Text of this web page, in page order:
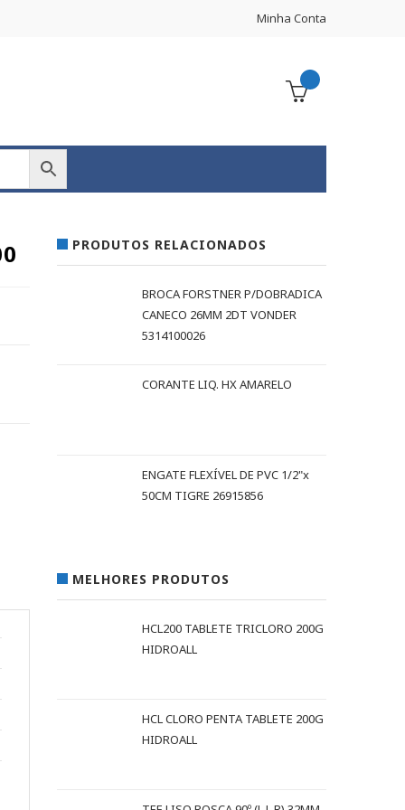
Minha Conta
PRODUTOS RELACIONADOS
BROCA FORSTNER P/DOBRADICA
CANECO 26MM 2DT VONDER
5314100026
CORANTE LIQ. HX AMARELO
ENGATE FLEXÍVEL DE PVC 1/2"x
50CM TIGRE 26915856
MELHORES PRODUTOS
HCL200 TABLETE TRICLORO 200G
HIDROALL
HCL CLORO PENTA TABLETE 200G
HIDROALL